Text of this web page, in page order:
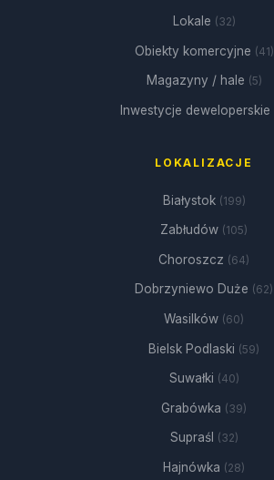
Lokale (32)
Obiekty komercyjne (41)
Magazyny / hale (5)
Inwestycje deweloperskie
LOKALIZACJE
Białystok (199)
Zabłudów (105)
Choroszcz (64)
Dobrzyniewo Duże (62)
Wasilków (60)
Bielsk Podlaski (59)
Suwałki (40)
Grabówka (39)
Supraśl (32)
Hajnówka (28)